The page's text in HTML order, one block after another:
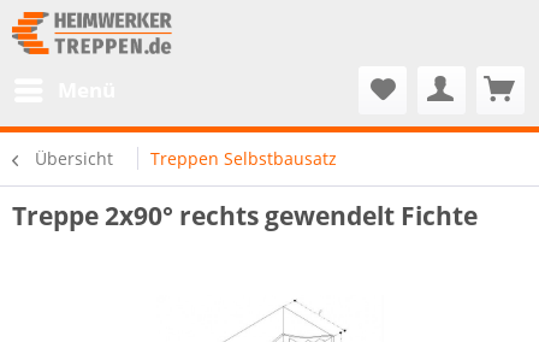
Übersicht Treppen Selbstbausatz
Treppe 2x90° rechts gewendelt Fichte